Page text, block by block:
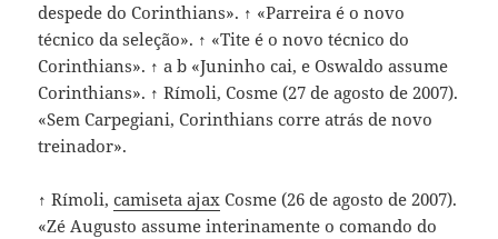
despede do Corinthians». ↑ «Parreira é o novo
técnico da seleção». ↑ «Tite é o novo técnico do
Corinthians». ↑ a b «Juninho cai, e Oswaldo assume
Corinthians». ↑ Rímoli, Cosme (27 de agosto de 2007).
«Sem Carpegiani, Corinthians corre atrás de novo
treinador».
↑ Rímoli,camiseta ajax Cosme (26 de agosto de 2007).
«Zé Augusto assume interinamente o comando do